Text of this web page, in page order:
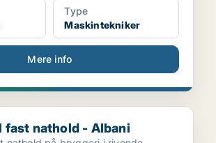
Type
Maskintekniker
Mere info
- Albani
fast nathold - Albani